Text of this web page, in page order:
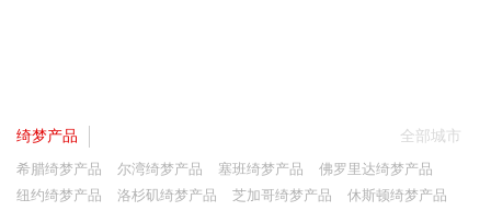
绮梦产品
全部城市
希腊绮梦产品
尔湾绮梦产品 塞班绮梦产品
佛罗里达绮梦产品
纽约绮梦产品
洛杉矶绮梦产品 芝加哥绮梦产品
休斯顿绮梦产品